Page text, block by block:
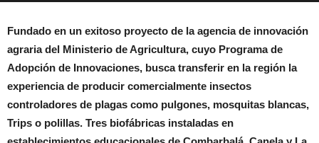
Fundado en un exitoso proyecto de la agencia de innovación
agraria del Ministerio de Agricultura, cuyo Programa de
Adopción de Innovaciones, busca transferir en la región la
experiencia de producir comercialmente insectos
controladores de plagas como pulgones, mosquitas blancas,
Trips o polillas. Tres biofábricas instaladas en